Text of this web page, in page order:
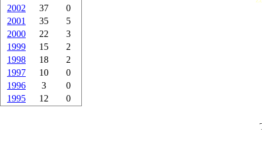
2002
37
0
2001
35
5
2000
22
3
1999
15
2
1998
18
2
1997
10
0
1996
3
0
1995
12 0